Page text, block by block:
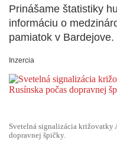
Prinášame štatistiky
informáciu o
pamiatok v Bardejove.
Inzercia
Svetelná signalizácia križovatky
dopravnej špičky.